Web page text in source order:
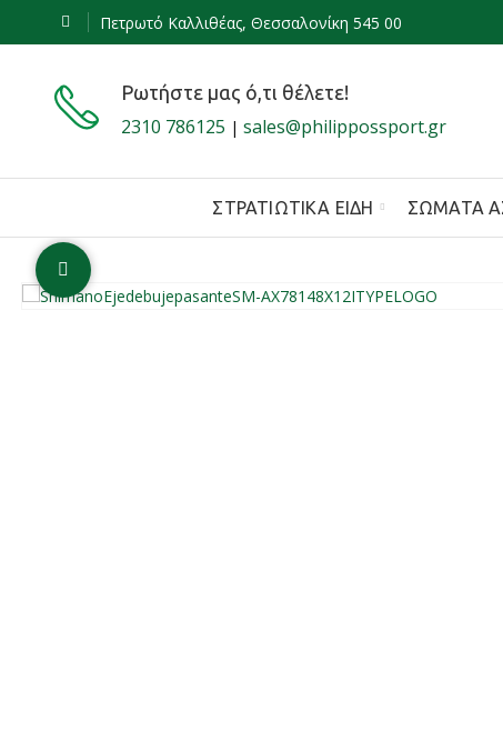
Πετρωτό Καλλιθέας, Θεσσαλονίκη 545 00
Ρωτήστε μας ό,τι θέλετε!
2310 786125 | sales@philippossport.gr
ΣΤΡΑΤΙΩΤΙΚΆ ΕΊΔΗ ΣΏΜΑΤΑ